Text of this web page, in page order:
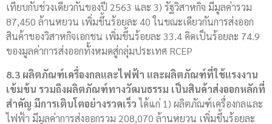
เทียบกับช่วงเดียวกันของปี 2563 และ 3) รัฐวิสาหกิจ มีมูลค่ารวม
87,450 ล้านหยวน เพิ่มขึ้นร้อยละ 40 ในขณะเดียวกันการส่งออก
สินค้าของวิสาหกิจเอกชน เพิ่มขึ้นร้อยละ 33.4 คิดเป็นร้อยละ 74.9
ของมูลค่าการส่งออกทั้งหมดสู่กลุ่มประเทศ RCEP
8.3 ผลิตภัณฑ์เครื่องกลและไฟฟ้า และผลิตภัณฑ์ที่ใช้แรงงาน
เข้มข้น รวมถึงผลิตภัณฑ์ทางวัฒนธรรม เป็นสินค้าส่งออกหลักที่
สำคัญ มีการเติบโตอย่างรวดเร็วได้แก่ 1) ผลิตภัณฑ์เครื่องกลและ
ไฟฟ้า มีมูลค่าการส่งออกรวม 208,070 ล้านหยวน เพิ่มขึ้นร้อยละ